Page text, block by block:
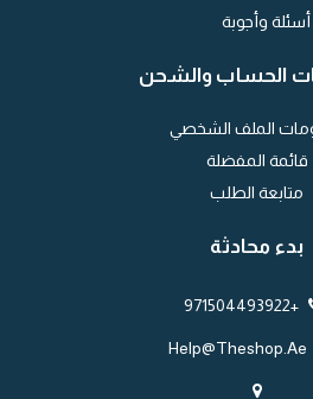
أسئلة وأجوبة
الحساب والشحن
الملف الشخصي
قائمة المفضلة
متابعة الطلب
بدء محادثة
+971504493922